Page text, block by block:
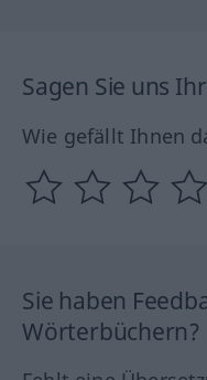
Sagen Sie uns
Wie gefällt Ihnen
Sie haben
Wörterbüchern?